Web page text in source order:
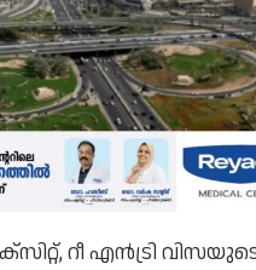
റീ എൻട്രി